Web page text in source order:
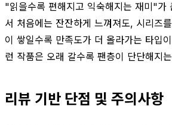
"읽을수록 편해지고 익숙해지는 재미"가
서 처음에는 잔잔하게 느껴져도, 시리즈
이 쌓일수록 만족도가 더 올라가는 타입
런 작품은 오래 갈수록 팬층이 단단해지
리뷰 기반 단점 및 주의사항